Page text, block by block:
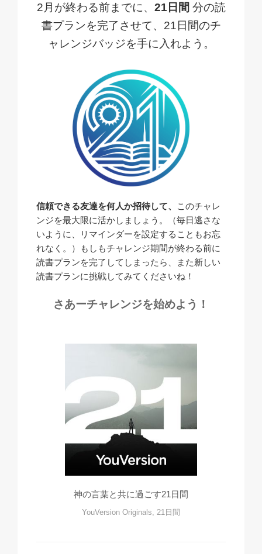
2月が終わる前までに、 21日間 分の読
書プランを完了させて、21日間のチ
ャレンジバッジを手に入れよう。
信頼できる友達を何人か招待して、
このチャレ
ンジを最大限に活かしましょう。（毎日逃さな
いように、リマインダーを設定することもお忘
れなく。）もしもチャレンジ期間が終わる前に
読書プランを完了してしまったら、また新しい
読書プランに挑戦してみてくださいね！
さあーチャレンジを始めよう！
神の言葉と共に過ごす21日間
YouVersion Originals, 21日間